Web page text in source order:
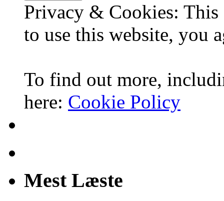
Privacy & Cookies:
to use this website, you
To find out more,
here: Cookie Policy
Mest Læste